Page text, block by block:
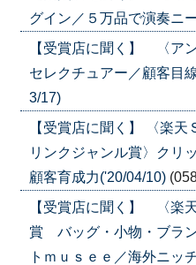
グイン／５万品で演奏ニ
【受賞店に聞く】 〈ア
セレクチュアー／顧客目
3/17)
【受賞店に聞く】 〈楽
リンクジャンル賞〉クリ
顧客育成力('20/04/10)
【受賞店に聞く】 〈楽
賞 バッグ・小物・ブラ
トｍｕｓｅｅ／海外ニッ